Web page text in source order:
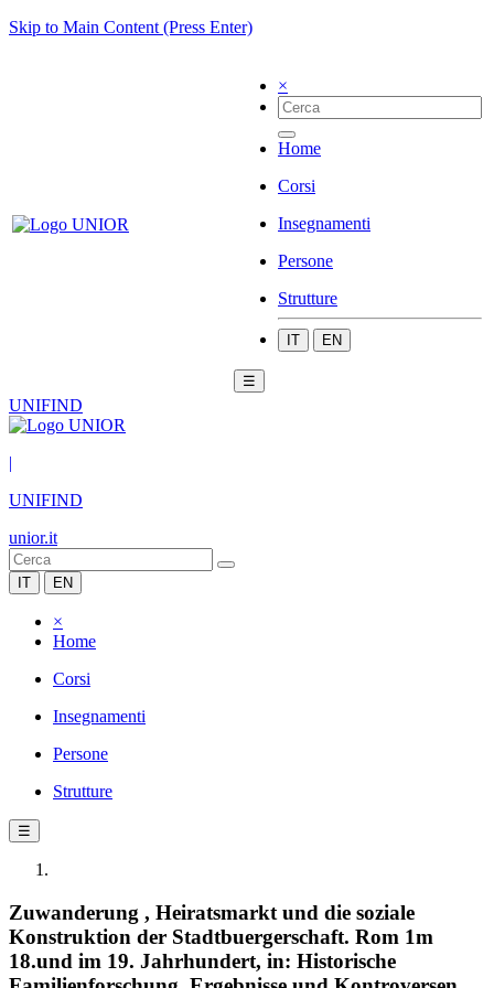
Skip to Main Content (Press Enter)
×
Home
Corsi
Insegnamenti
Persone
Strutture
IT EN
☰
UNIFIND
|
UNIFIND
unior.it
IT EN
×
Home
Corsi
Insegnamenti
Persone
Strutture
☰
Zuwanderung , Heiratsmarkt und die soziale
Konstruktion der Stadtbuergerschaft. Rom 1m
18.und im 19. Jahrhundert, in: Historische